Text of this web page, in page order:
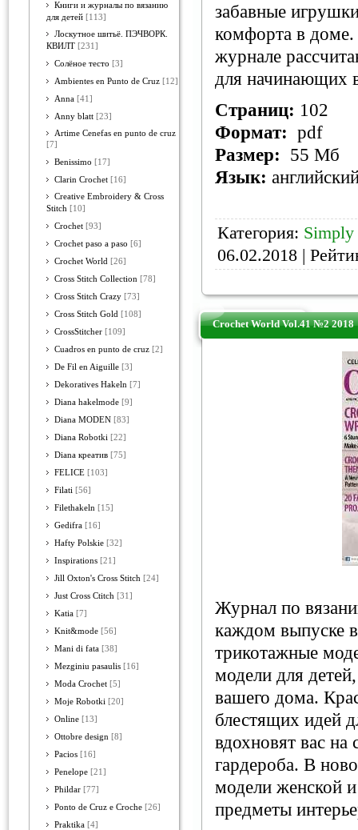
Книги и журналы по вязанию
для детей [113]
Лоскутное шитьё. ПЭЧВОРК.
КВИЛТ [231]
Солёное тесто [3]
Ambientes en Punto de Cruz [12]
Anna [41]
Anny blatt [23]
Artime Cenefas en punto de cruz
[7]
Benissimo [17]
Clarin Crochet [16]
Creative Embroidery & Cross
Stitch [10]
Crochet [93]
Crochet paso a paso [6]
Crochet World [26]
Cross Stitch Collection [78]
Cross Stitch Crazy [73]
Cross Stitch Gold [108]
CrossStitcher [109]
Cuadros en punto de cruz [2]
De Fil en Aiguille [3]
Dekoratives Hakeln [7]
Diana hakelmode [9]
Diana MODEN [83]
Diana Robotki [22]
Diana креатив [75]
FELICE [103]
Filati [56]
Filethakeln [15]
Gedifra [16]
Hafty Polskie [32]
Inspirations [21]
Jill Oxton's Cross Stitch [24]
Just Cross Ctitch [31]
Katia [7]
Knit&mode [56]
Mani di fata [38]
Mezginiu pasaulis [16]
Moda Crochet [5]
Moje Robotki [20]
Online [13]
Ottobre design [8]
Pacios [16]
Penelope [21]
Phildar [77]
Ponto de Cruz e Croche [26]
Praktika [4]
забавные
комфорта в
журнале
для начинающих
Страниц: 102
Формат: pdf
Размер: 55 Мб
Язык:
Категория:
06.02.2018 |
Crochet World Vol.41 №2 2018
Журнал по
каждом выпуске
трикотажные
модели для
вашего дома.
блестящих идей
вдохновят вас
гардероба. В
модели женской
предметы